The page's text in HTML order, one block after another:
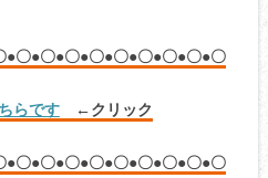
〇●〇●〇●〇●〇●〇●〇●〇●〇
らです←クリック
〇●〇●〇●〇●〇●〇●〇●〇●〇